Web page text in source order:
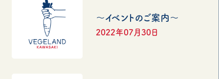
〜イベントのご案内〜
2022年07月30日